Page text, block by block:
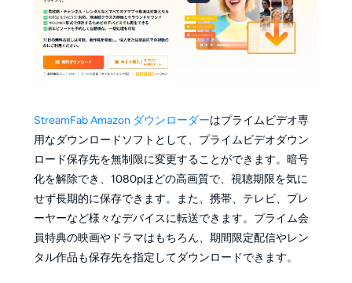
StreamFab Amazon ダウンローダーはプライムビデオ専
用なダウンロードソフトとして、プライムビデオダウン
ロード保存先を無制限に変更することができます。暗号
化を解除でき、1080pほどの高画質で、視聴期限を気に
せず長期的に保存できます。また、携帯、テレビ、プレ
ーヤーなど様々なデバイスに転送できます。プライム会
員特典の映画やドラマはもちろん、期間限定配信やレン
タル作品も保存先を指定してダウンロードできます。